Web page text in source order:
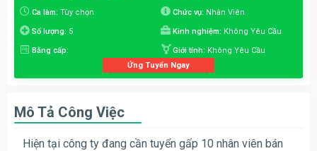
Ca làm: Tùy chọn Chức vụ: Nhân Viên
Số lượng: 5 Kinh nghiệm: Không Yêu Cầu
Bằng cấp: Giới tính: Không Yêu Cầu
Ứng Tuyển Ngay
Mô Tả Công Việc
Hiện tại công ty đang cần tuyển gấp 10 nhân viên bán